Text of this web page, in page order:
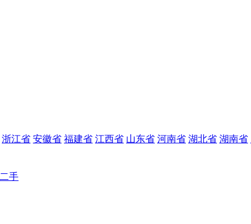
浙江省 安徽省 福建省 江西省 山东省 河南省 湖北省 湖南省
二手